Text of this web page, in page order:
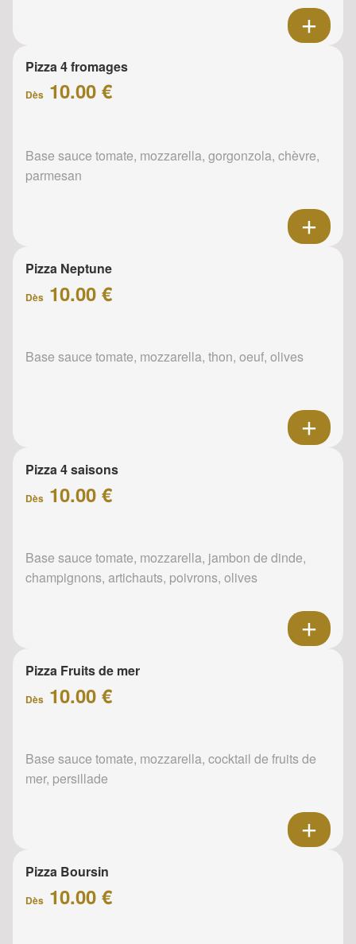
Pizza 4 fromages
Dès 10.00 €
Base sauce tomate, mozzarella, gorgonzola, chèvre,
parmesan
Pizza Neptune
Dès 10.00 €
Base sauce tomate, mozzarella, thon, oeuf, olives
Pizza 4 saisons
Dès 10.00 €
Base sauce tomate, mozzarella, jambon de dinde,
champignons, artichauts, poivrons, olives
Pizza Fruits de mer
Dès 10.00 €
Base sauce tomate, mozzarella, cocktail de fruits de
mer, persillade
Pizza Boursin
Dès 10.00 €